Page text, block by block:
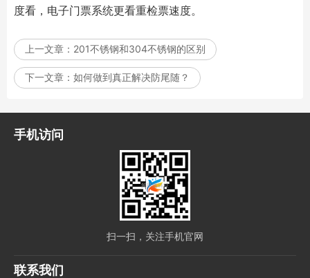
度看，电子门票系统更看重检票速度。
上一文章： 201不锈钢和304不锈钢的区别
下一文章： 如何做到真正解决防尾随？
手机访问
扫一扫，关注手机官网
联系我们